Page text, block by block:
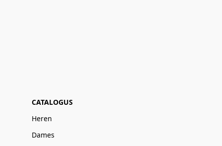
CATALOGUS
Heren
Dames